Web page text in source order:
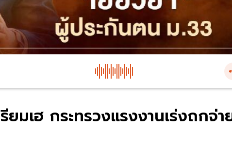
มเฮ กระทรวงแรงงานเร่งถกจ่า